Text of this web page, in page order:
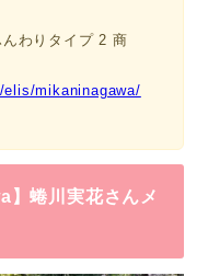
わりタイプ 2 商
mikaninagawa/
】蜷川実花さんメ